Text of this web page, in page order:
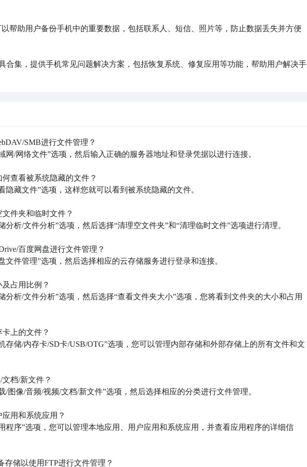
帮助用户备份手机中的重要数据，包括联系人、短信、照片等，防止数据丢失并方便
合集，提供手机常见问题解决方案，包括恢复系统、修复应用等功能，帮助用户解决手
SMB进行文件管理？
网/网络文件”选项，然后输入正确的服务器地址和登录凭据以进行连接。
查看被系统隐藏的文件？
隐藏文件”选项，这样您就可以看到被系统隐藏的文件。
件夹和临时文件？
析/文件分析”选项，然后选择“清理空文件夹”和“清理临时文件”选项进行清理。
百度网盘进行文件管理？
文件管理”选项，然后选择相应的云存储服务进行登录和连接。
占用比例？
分析/文件分析”选项，然后选择“查看文件夹大小”选项，您将看到文件夹的大小和占用
上的文件？
存储/内存卡/SD卡/USB/OTG”选项，您可以管理内部存储和外部存储上的所有文件和文
档/新文件？
/图像/音频/视频/文档/新文件”选项，然后选择相应的分类进行文件管理。
用和系统应用？
程序”选项，您可以管理本地应用、用户应用和系统应用，并查看应用程序的详细信
存储以使用FTP进行文件管理？